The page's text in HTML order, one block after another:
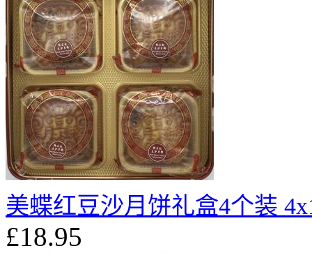
美蝶红豆沙月饼礼盒4个装
£18.95